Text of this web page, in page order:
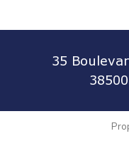
35